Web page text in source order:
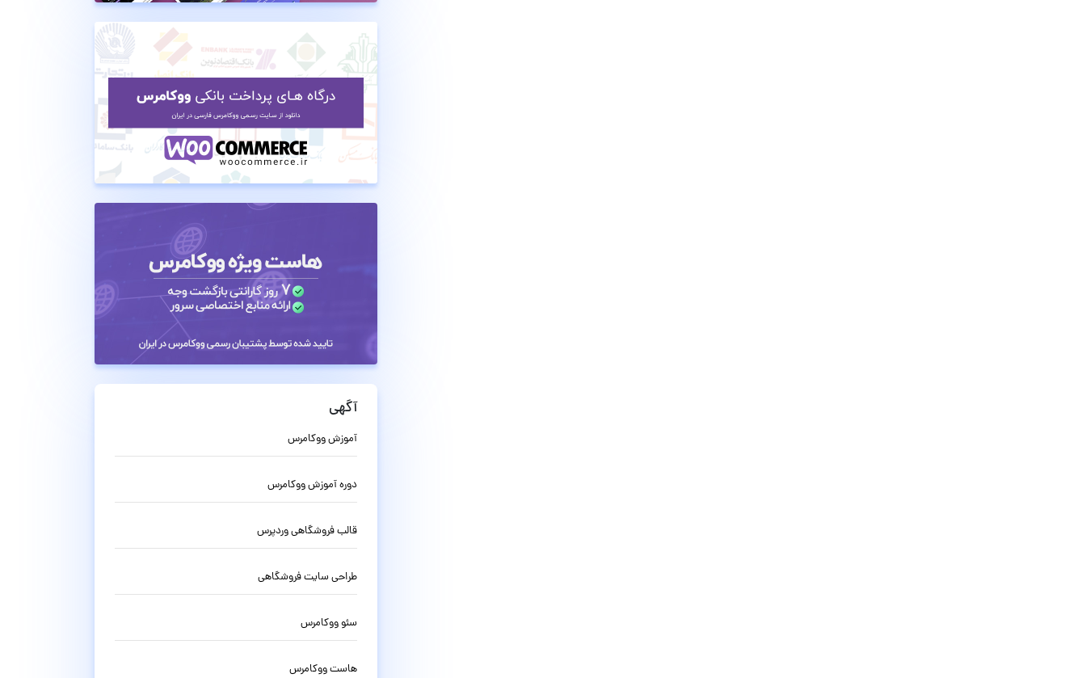
آگهی
آموزش ووکامرس
دوره آموزش ووکامرس
قالب فروشگاهی وردپرس
طراحی سایت فروشگاهی
سئو ووکامرس
هاست ووکامرس